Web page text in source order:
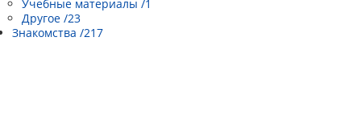
Учебные материалы /1
Другое /23
Знакомства /217